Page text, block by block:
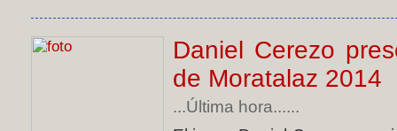
Daniel Cerezo
de Moratalaz 2014
...Última hora......